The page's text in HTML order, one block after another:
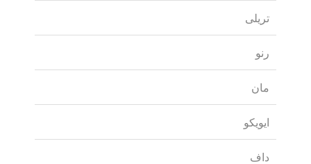
تریلی
رنو
مان
ایویکو
داف